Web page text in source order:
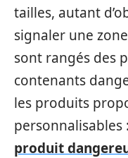
tailles, autant
signaler une
sont rangés des
contenants
les produits
personnalisables
produit